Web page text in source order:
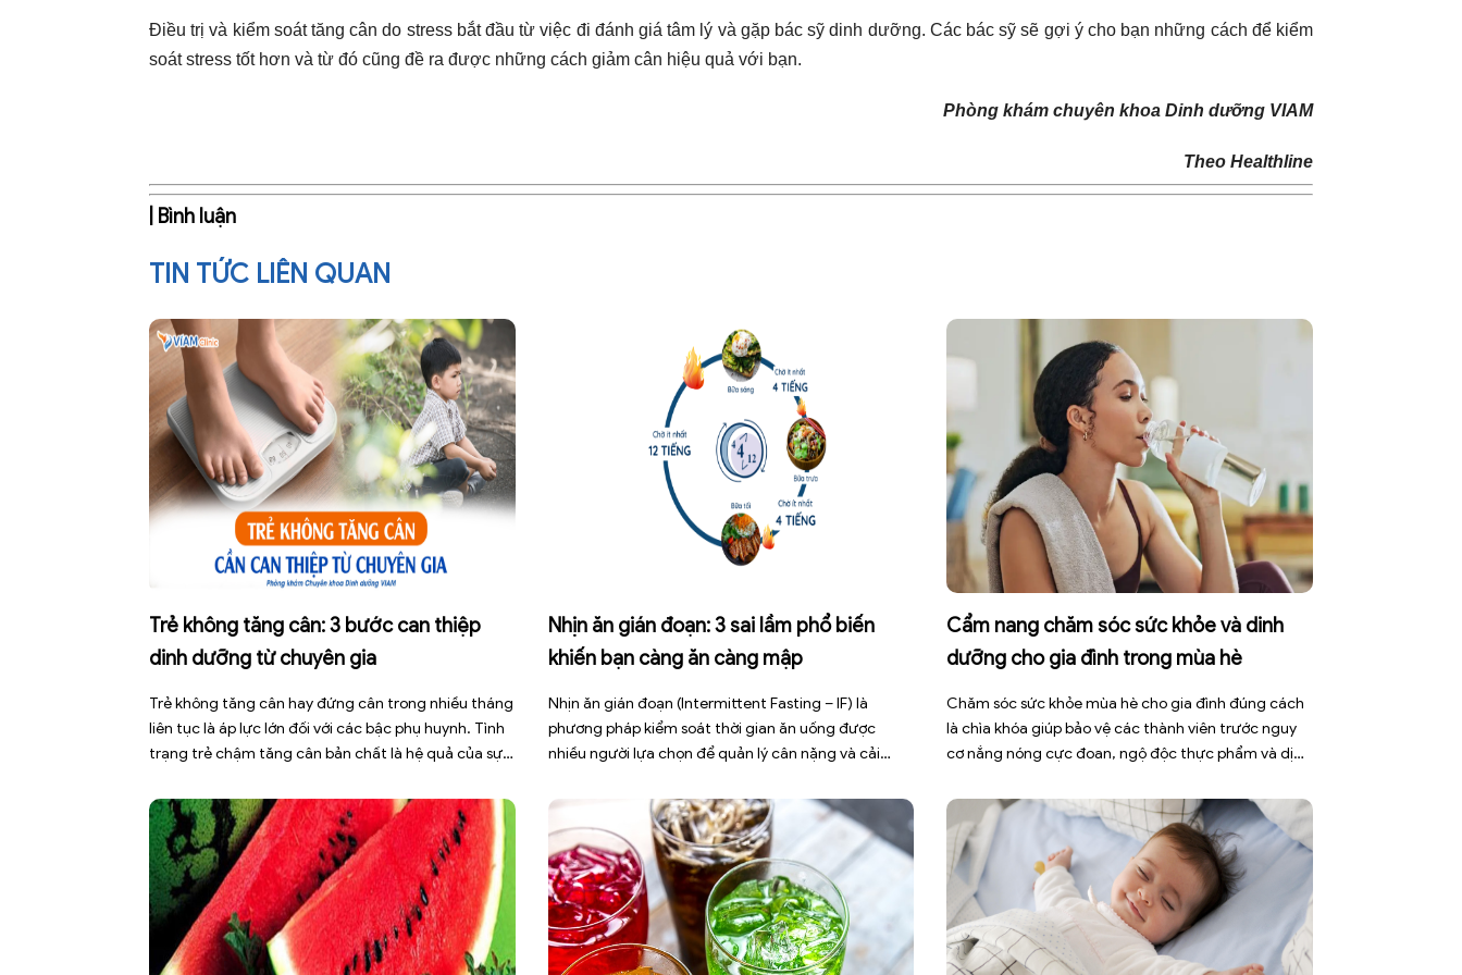
Điều trị và kiểm soát tăng cân do stress bắt đầu từ việc đi đánh giá tâm lý và gặp bác sỹ dinh dưỡng. Các bác sỹ sẽ gợi ý cho bạn những cách để kiểm
soát stress tốt hơn và từ đó cũng đề ra được những cách giảm cân hiệu quả với bạn.
Phòng khám chuyên khoa Dinh dưỡng VIAM
Theo Healthline
| Bình luận
TIN TỨC LIÊN QUAN
Trẻ không tăng cân: 3 bước can thiệp
dinh dưỡng từ chuyên gia
Trẻ không tăng cân hay đứng cân trong nhiều tháng
liên tục là áp lực lớn đối với các bậc phụ huynh. Tình
trạng trẻ chậm tăng cân bản chất là hệ quả của sự
lượng tiêu hao. Thay vì tự ý dùng các loại […]
Nhịn ăn gián đoạn: 3 sai lầm phổ biến
khiến bạn càng ăn càng mập
Nhịn ăn gián đoạn (Intermittent Fasting – IF) là
phương pháp kiểm soát thời gian ăn uống được
nhiều người lựa chọn để quản lý cân nặng và cải
cách không những làm giảm hiệu quả giảm cân mà
còn gây kiệt sức, mất cơ […]
Cẩm nang chăm sóc sức khỏe và dinh
dưỡng cho gia đình trong mùa hè
Chăm sóc sức khỏe mùa hè cho gia đình đúng cách
là chìa khóa giúp bảo vệ các thành viên trước nguy
cơ nắng nóng cực đoan, ngộ độc thực phẩm và dịch
đợt nắng nóng kéo dài có thể gây mất nước, kiệt
sức […]